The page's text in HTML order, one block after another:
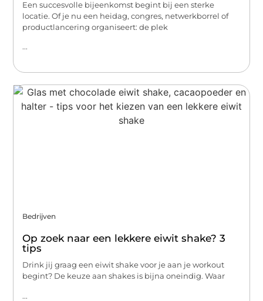
Een succesvolle bijeenkomst begint bij een sterke
locatie. Of je nu een heidag, congres, netwerkborrel of
productlancering organiseert: de plek
...
Bedrijven
Op zoek naar een lekkere eiwit shake? 3
tips
Drink jij graag een eiwit shake voor je aan je workout
begint? De keuze aan shakes is bijna oneindig. Waar
...